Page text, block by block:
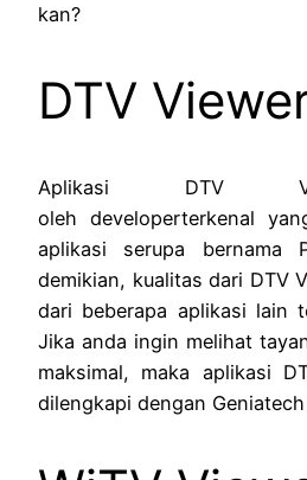
kan?
DTV
Aplikasi DTV
oleh developerterkenal
aplikasi serupa bernama
demikian, kualitas dari DTV
dari beberapa aplikasi lain
Jika anda ingin melihat
maksimal, maka aplikasi
dilengkapi dengan